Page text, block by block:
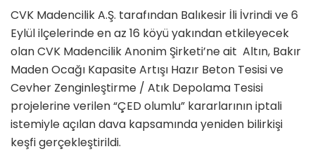
CVK Madencilik A.Ş. tarafından Balıkesir İli İvrindi ve 6
Eylül ilçelerinde en az 16 köyü yakından etkileyecek
olan CVK Madencilik Anonim Şirketi’ne ait Altın, Bakır
Maden Ocağı Kapasite Artışı Hazır Beton Tesisi ve
Cevher Zenginleştirme / Atık Depolama Tesisi
projelerine verilen “ÇED olumlu” kararlarının iptali
istemiyle açılan dava kapsamında yeniden bilirkişi
keşfi gerçekleştirildi.